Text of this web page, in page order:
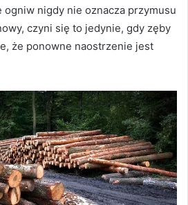
nigdy nie oznacza przymusu
czyni się to jedynie, gdy zęby
że ponowne naostrzenie jest